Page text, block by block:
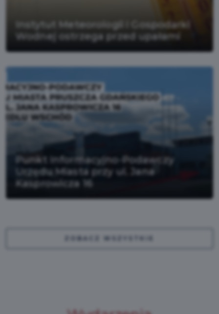
Instytut Meteorologii i Gospodarki
Wodnej ostrzega przed upałami
Punkt Informacyjno-Podawczy
Urzędu Miasta przy ul. Jana
Kasprowicza 16